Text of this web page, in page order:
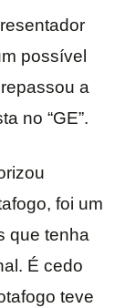
possível
a
no “GE”.
foi um
que tenha
É cedo
teve